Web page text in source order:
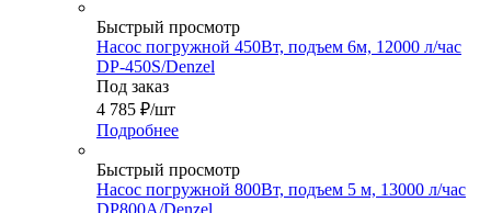
Быстрый просмотр
Насос погружной 450Вт, подъем 6м, 12000 л/час
DP-450S/Denzel
Под заказ
4 785 ₽/шт
Подробнее
Быстрый просмотр
Насос погружной 800Вт, подъем 5 м, 13000 л/час
DP800A/Denzel